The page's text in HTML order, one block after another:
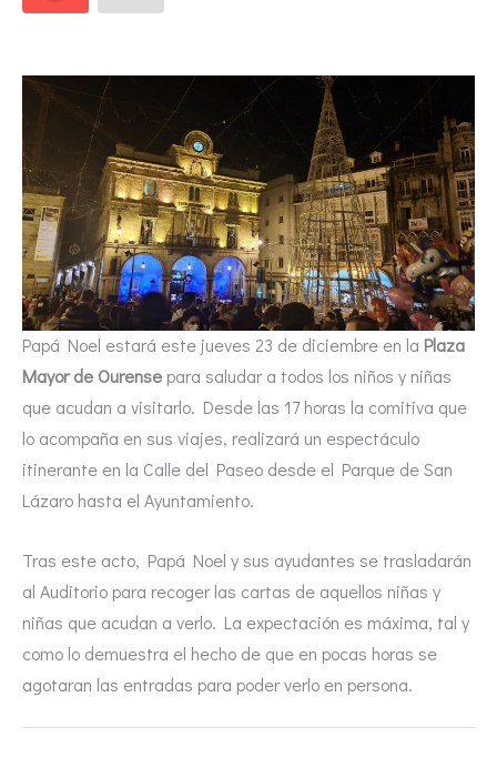
Papá Noel estará este jueves 23 de diciembre en la Plaza
Mayor de Ourense para saludar a todos los niños y niñas
que acudan a visitarlo. Desde las 17 horas la comitiva que
lo acompaña en sus viajes, realizará un espectáculo
itinerante en la Calle del Paseo desde el Parque de San
Lázaro hasta el Ayuntamiento.
Tras este acto, Papá Noel y sus ayudantes se trasladarán
al Auditorio para recoger las cartas de aquellos niñas y
niñas que acudan a verlo. La expectación es máxima, tal y
como lo demuestra el hecho de que en pocas horas se
agotaran las entradas para poder verlo en persona.